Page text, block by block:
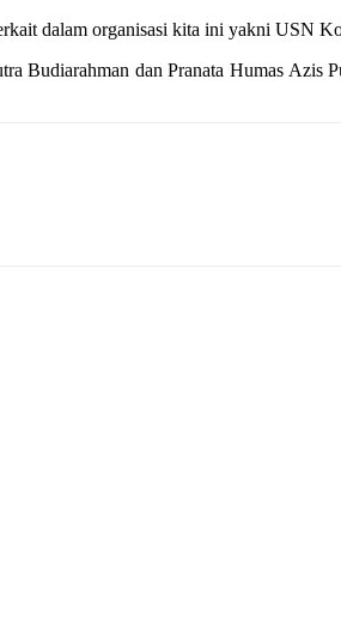
dalam organisasi kita ini yakni USN
dan Pranata Humas Azis